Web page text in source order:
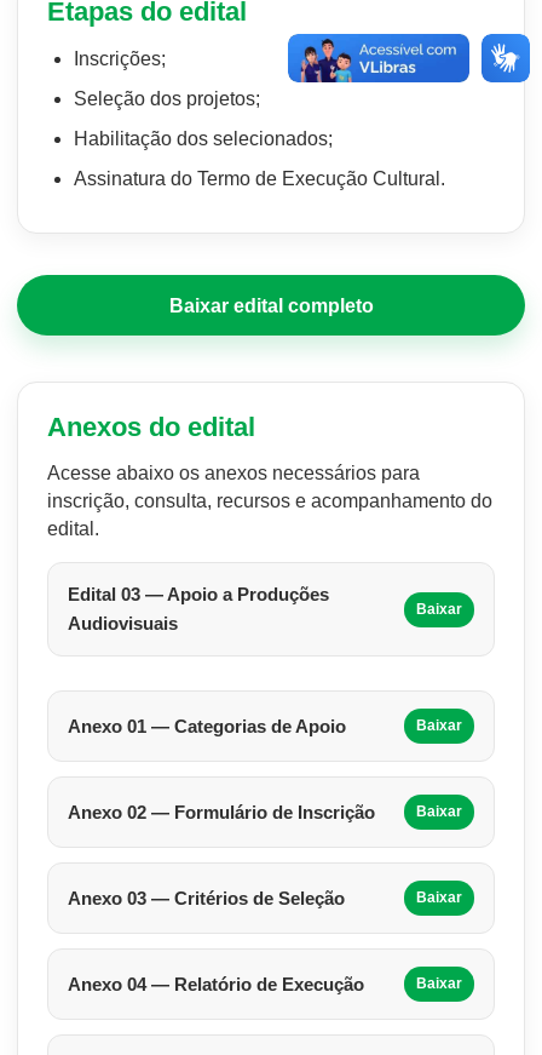
Etapas do edital
Inscrições;
Seleção dos projetos;
Habilitação dos selecionados;
Assinatura do Termo de Execução Cultural.
Baixar edital completo
Anexos do edital
Acesse abaixo os anexos necessários para
inscrição, consulta, recursos e acompanhamento do
edital.
Edital 03 — Apoio a Produções
Audiovisuais
Baixar
Anexo 01 — Categorias de Apoio Baixar
Anexo 02 — Formulário de Inscrição Baixar
Anexo 03 — Critérios de Seleção Baixar
Anexo 04 — Relatório de Execução Baixar